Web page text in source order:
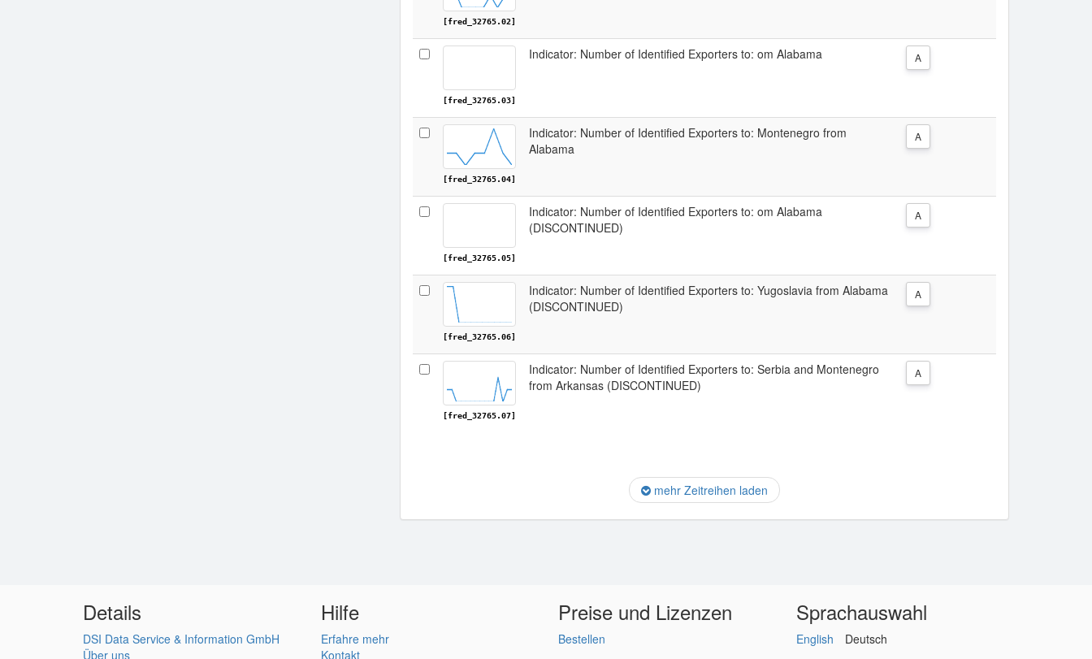
[fred_32765.02]
[fred_32765.03]
Indicator: Number of Identified Exporters to: om Alabama A
[fred_32765.04]
Indicator: Number of Identified Exporters to: Montenegro from
Alabama
A
[fred_32765.05]
Indicator: Number of Identified Exporters to: om Alabama
(DISCONTINUED)
A
[fred_32765.06]
Indicator: Number of Identified Exporters to: Yugoslavia from Alabama
(DISCONTINUED)
A
[fred_32765.07]
Indicator: Number of Identified Exporters to: Serbia and Montenegro
from Arkansas (DISCONTINUED)
A
mehr Zeitreihen laden
Details
DSI Data Service & Information GmbH
Über uns
Hilfe
Erfahre mehr
Kontakt
Preise und Lizenzen
Bestellen
Sprachauswahl
English Deutsch